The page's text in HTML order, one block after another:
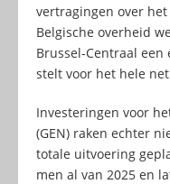
vertragingen over
Belgische overheid
Brussel-Centraal
stelt voor het hele
Investeringen voor
(GEN) raken echter
totale uitvoering
men al van 2025 en